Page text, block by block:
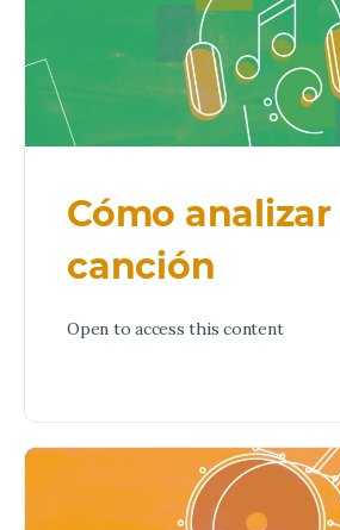
Cómo
canción
Open to access this content